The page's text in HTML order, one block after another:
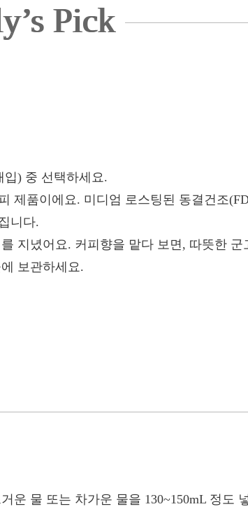
Pick
) 중 선택하세요.
제품이에요. 미디엄 로스팅된 동결건조
니다.
지녔어요. 커피향을 맡다 보면, 따뜻한 군
보관하세요.
운 물 또는 차가운 물을 130~150mL 정도